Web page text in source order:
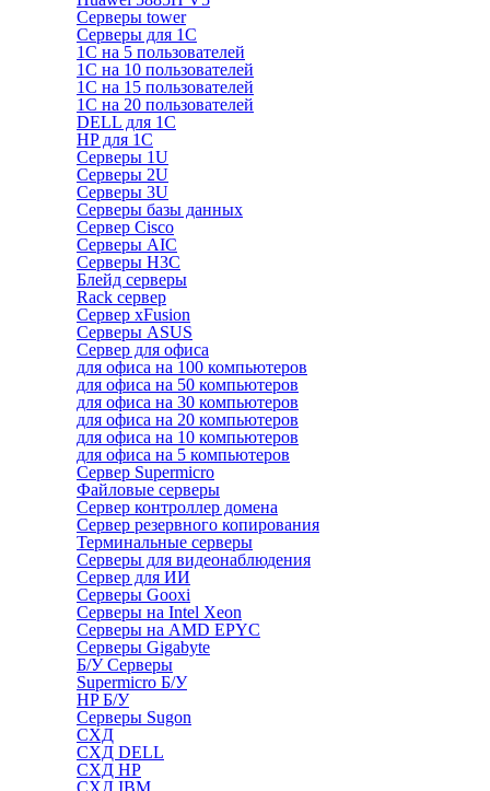
Серверы tower
Серверы для 1C
1С на 5 пользователей
1С на 10 пользователей
1С на 15 пользователей
1С на 20 пользователей
DELL для 1С
HP для 1С
Серверы 1U
Серверы 2U
Серверы 3U
Серверы базы данных
Сервер Cisco
Серверы AIC
Серверы H3C
Блейд серверы
Rack сервер
Сервер xFusion
Серверы ASUS
Сервер для офиса
для офиса на 100 компьютеров
для офиса на 50 компьютеров
для офиса на 30 компьютеров
для офиса на 20 компьютеров
для офиса на 10 компьютеров
для офиса на 5 компьютеров
Сервер Supermicro
Файловые серверы
Сервер контроллер домена
Сервер резервного копирования
Терминальные серверы
Серверы для видеонаблюдения
Сервер для ИИ
Серверы Gooxi
Серверы на Intel Xeon
Серверы на AMD EPYC
Серверы Gigabyte
Б/У Серверы
Supermicro Б/У
HP Б/У
Серверы Sugon
СХД
СХД DELL
СХД HP
СХД IBM